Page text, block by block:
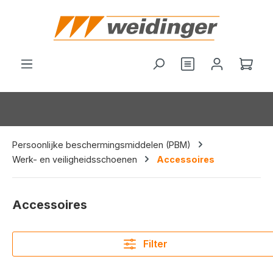
Je hebt 0 items
Persoonlijke beschermingsmiddelen (PBM)
Werk- en veiligheidsschoenen
Accessoires
Accessoires
Filter